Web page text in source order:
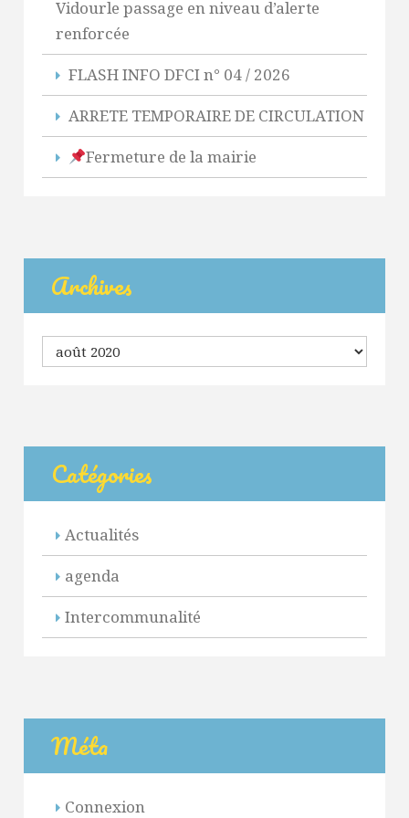
Vidourle passage en niveau d’alerte
renforcée
FLASH INFO DFCI n° 04 / 2026
ARRETE TEMPORAIRE DE CIRCULATION
Fermeture de la mairie
Archives
Archives
Catégories
Actualités
agenda
Intercommunalité
Méta
Connexion